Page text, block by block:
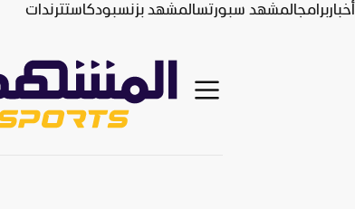
أخباربرامجالمشهد سبورتسالمشهد بزنسبودكاستترندات